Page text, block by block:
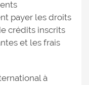
payer les droits
crédits inscrits
et les frais
à